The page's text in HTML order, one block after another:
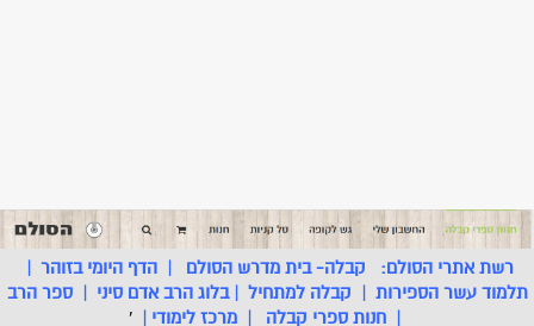
רשת אתרי הסולם: קבלה- בית מדרש הסולם |הדף היומי בזוהר |
תלמוד עשר הספירות | קבלה למתחיל |בלוג הרב אדם סיני |ספר הרב
| חנות ספרי קבלה | מרכז לימודי |
'